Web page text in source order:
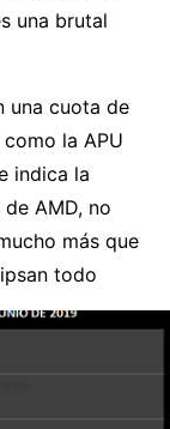
una brutal
una cuota de
la APU
indica la
AMD, no
más que
todo